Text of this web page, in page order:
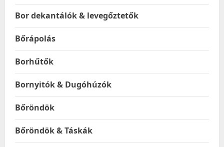
Bor dekantálók & levegőztetők
Bőrápolás
Borhűtők
Bornyitók & Dugóhúzók
Bőröndök
Bőröndök & Táskák